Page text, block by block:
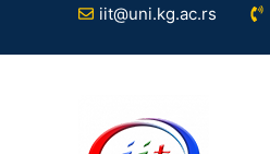
iit@uni.kg.ac.rs